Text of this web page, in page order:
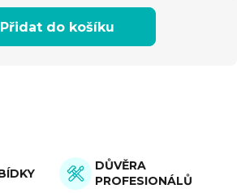
Přidat do košíku
DŮVĚRA
PROFESIONÁLŮ